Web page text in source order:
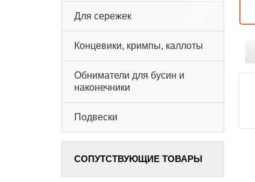
Для сережек
Концевики, кримпы, каллоты
Обниматели для бусин и
наконечники
Подвески
СОПУТСТВУЮЩИЕ ТОВАРЫ